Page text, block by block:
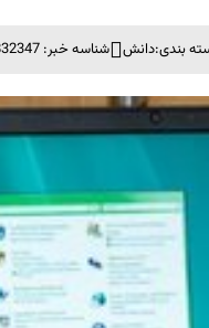
بندی:دانش شناسه خبر: 2832347